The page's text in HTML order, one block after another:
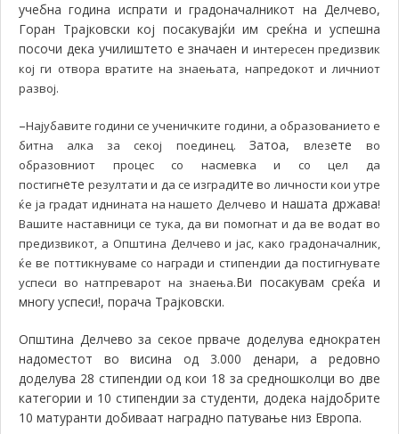
учебна година испрати и градоначалникот на Делчево,
Горан Трајковски кој посакувајќи им среќна и успешна
посочи дека училиштето езначаен иинтересен предизвик
кој ги отвора вратите на знаењата, напредокот и личниот
развој.
–Најубавите години се ученичките години, а образованието е
битна алка за секој поединец. Затоа, влезетево
образовниот процес со насмевка и со цел да
постигнетерезултати и да се изградите во личности кои утре
ќе ја градат иднината на нашето Делчево и нашата држава!
Вашите наставници се тука, да ви помогнат и да ве водат во
предизвикот, а Општина Делчево и јас, како градоначалник,
ќе ве поттикнуваме со награди и стипендии да постигнувате
успеси во натпреварот на знаења.Ви посакувам среќа и
многу успеси!, порача Трајковски.
Општина Делчево за секое прваче доделува еднократен
надоместот во висина од 3.000 денари, а редовно
доделува 28 стипендии од кои 18 за средношколци во две
категории и 10 стипендии за студенти, додека најдобрите
10 матуранти добиваат наградно патување низ Европа.